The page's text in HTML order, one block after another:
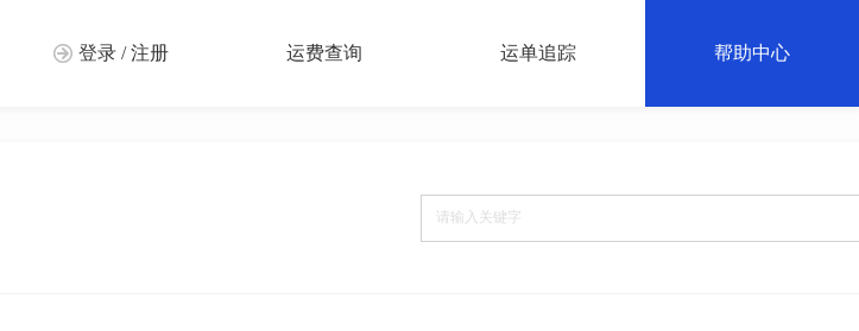
登录 / 注册 运费查询 运单追踪 帮助中心